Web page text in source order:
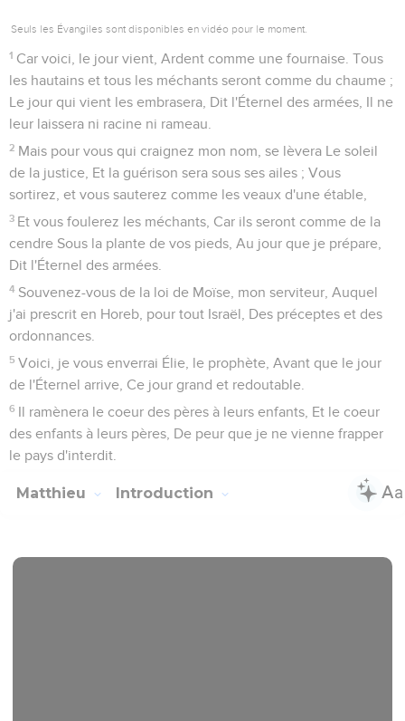
Seuls les Évangiles sont disponibles en vidéo pour le moment.
1 Car voici, le jour vient, Ardent comme une fournaise. Tous
les hautains et tous les méchants seront comme du chaume ;
Le jour qui vient les embrasera, Dit l'Éternel des armées, Il ne
leur laissera ni racine ni rameau.
2 Mais pour vous qui craignez mon nom, se lèvera Le soleil
de la justice, Et la guérison sera sous ses ailes ; Vous
sortirez, et vous sauterez comme les veaux d'une étable,
3 Et vous foulerez les méchants, Car ils seront comme de la
cendre Sous la plante de vos pieds, Au jour que je prépare,
Dit l'Éternel des armées.
4 Souvenez-vous de la loi de Moïse, mon serviteur, Auquel
j'ai prescrit en Horeb, pour tout Israël, Des préceptes et des
ordonnances.
5 Voici, je vous enverrai Élie, le prophète, Avant que le jour
de l'Éternel arrive, Ce jour grand et redoutable.
6 Il ramènera le coeur des pères à leurs enfants, Et le coeur
des enfants à leurs pères, De peur que je ne vienne frapper
le pays d'interdit.
Matthieu Introduction